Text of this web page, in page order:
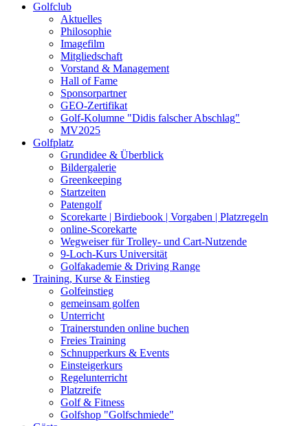
Golfclub
Aktuelles
Philosophie
Imagefilm
Mitgliedschaft
Vorstand & Management
Hall of Fame
Sponsorpartner
GEO-Zertifikat
Golf-Kolumne "Didis falscher Abschlag"
MV2025
Golfplatz
Grundidee & Überblick
Bildergalerie
Greenkeeping
Startzeiten
Patengolf
Scorekarte | Birdiebook | Vorgaben | Platzregeln
online-Scorekarte
Wegweiser für Trolley- und Cart-Nutzende
9-Loch-Kurs Universität
Golfakademie & Driving Range
Training, Kurse & Einstieg
Golfeinstieg
gemeinsam golfen
Unterricht
Trainerstunden online buchen
Freies Training
Schnupperkurs & Events
Einsteigerkurs
Regelunterricht
Platzreife
Golf & Fitness
Golfshop "Golfschmiede"